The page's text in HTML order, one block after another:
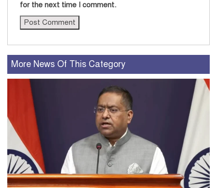
for the next time I comment.
More News Of This Category